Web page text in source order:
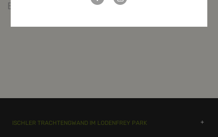
Bewertungen
ISCHLER TRACHTENGWAND IM LODENFREY PARK